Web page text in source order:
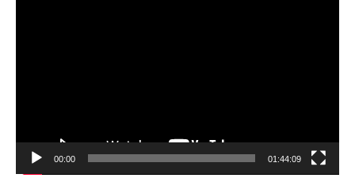
00:00 01:44:09